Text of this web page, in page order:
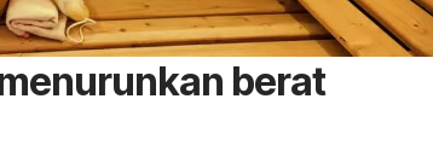
berat